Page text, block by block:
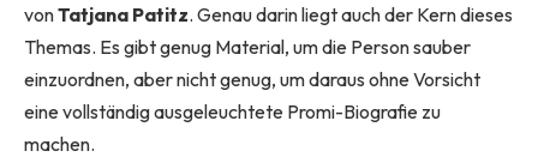
vonTatjana Patitz. Genau darin liegt auch der Kern dieses
Themas. Es gibt genug Material, um die Person sauber
einzuordnen, aber nicht genug, um daraus ohne Vorsicht
eine vollständig ausgeleuchtete Promi-Biografie zu
machen.